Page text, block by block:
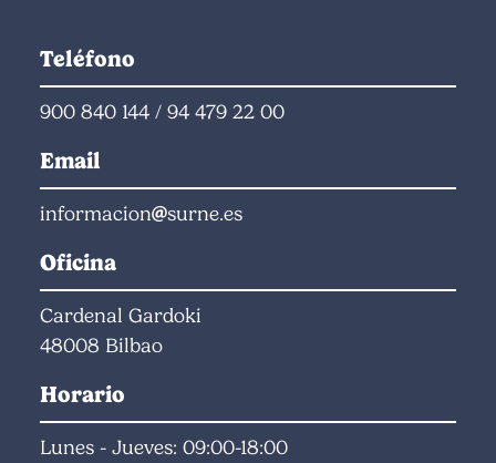
Teléfono
900 840 144 / 94 479 22 00
Email
informacion surne.es
Oficina
Cardenal Gardoki
48008 Bilbao
Horario
Lunes - Jueves: 09:00-18:00